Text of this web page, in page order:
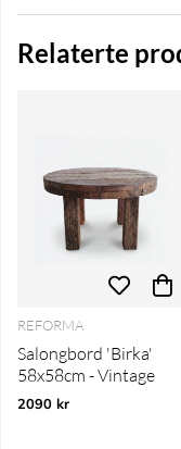
Relaterte
REFORMA
Salongbord 'Birka'
58x58cm - Vintage
2090 kr